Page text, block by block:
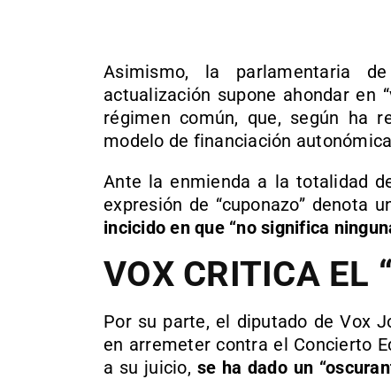
Asimismo, la parlamentaria
actualización supone ahondar en
régimen común, que, según ha
modelo de financiación
Ante la enmienda a la totalidad
expresión de “cuponazo” denota
incicido en que “no significa
VOX CRITICA EL
Por su parte, el diputado de Vox
en arremeter contra el Concierto
a su juicio, se ha dado un